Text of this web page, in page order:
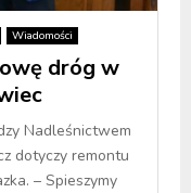
Wiadomości
dróg w
Nadleśnictwem
dotyczy remontu
– Spieszymy